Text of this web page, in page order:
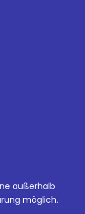
außerhalb
möglich.